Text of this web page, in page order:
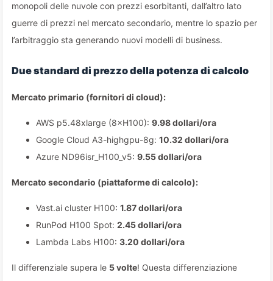
monopoli delle nuvole con prezzi esorbitanti, dall’altro lato
guerre di prezzi nel mercato secondario, mentre lo spazio per
l’arbitraggio sta generando nuovi modelli di business.
Due standard di prezzo della potenza di calcolo
Mercato primario (fornitori di cloud):
AWS p5.48xlarge (8×H100): 9.98 dollari/ora
Google Cloud A3-highgpu-8g: 10.32 dollari/ora
Azure ND96isr_H100_v5: 9.55 dollari/ora
Mercato secondario (piattaforme di calcolo):
Vast.ai cluster H100: 1.87 dollari/ora
RunPod H100 Spot: 2.45 dollari/ora
Lambda Labs H100: 3.20 dollari/ora
Il differenziale supera le 5 volte! Questa differenziazione